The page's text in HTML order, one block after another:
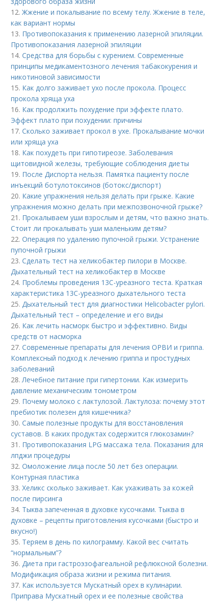
12.Жжение и покалывание по всему телу. Жжение в теле,
как вариант нормы
13. Противопоказания к применению лазерной эпиляции.
Противопоказания лазерной эпиляции
14.Средства для борьбы с курением. Современные
принципы медикаментозного лечения табакокурения и
никотиновой зависимости
15. Как долго заживает ухо после прокола. Процесс
прокола хряща уха
16. Как продолжить похудение при эффекте плато.
Эффект плато при похудении: причины
17.Сколько заживает прокол в ухе. Прокалывание мочки
или хряща уха
18. Как похудеть при гипотиреозе. Заболевания
щитовидной железы, требующие соблюдения диеты
19. После Диспорта нельзя. Памятка пациенту после
инъекций ботулотоксинов (ботокс/диспорт)
20. Какие упражнения нельзя делать при грыже. Какие
упражнения можно делать при межпозвоночной грыже?
21. Прокалываем уши взрослым и детям, что важно знать.
Стоит ли прокалывать уши маленьким детям?
22.Операция по удалению пупочной грыжи. Устранение
пупочной грыжи
23.Сделать тест на хеликобактер пилори в Москве.
Дыхательный тест на хеликобактер в Москве
24. Проблемы проведения 13С-уреазного теста. Краткая
характеристика 13С-уреазного дыхательного теста
25. Дыхательный тест для диагностики Helicobacter pylori.
Дыхательный тест – определение и его виды
26. Как лечить насморк быстро и эффективно. Виды
средств от насморка
27.Современные препараты для лечения ОРВИ и гриппа.
Комплексный подход к лечению гриппа и простудных
заболеваний
28. Лечебное питание при гипертонии. Как измерить
давление механическим тонометром
29. Почему молоко с лактулозой. Лактулоза: почему этот
пребиотик полезен для кишечника?
30.Самые полезные продукты для восстановления
суставов. В каких продуктах содержится глюкозамин?
31. Противопоказания LPG массажа тела. Показания для
лпджи процедуры
32.Омоложение лица после 50 лет без операции.
Контурная пластика
33.Хеликс сколько заживает. Как ухаживать за кожей
после пирсинга
34. Тыква запеченная в духовке кусочками. Тыква в
духовке – рецепты приготовления кусочками (быстро и
вкусно!)
35. Теряем в день по килограмму. Какой вес считать
“нормальным”?
36. Диета при гастроэзофагеальной рефлюксной болезни.
Модификация образа жизни и режима питания.
37. Как используется Мускатный орех в кулинарии.
Приправа Мускатный орех и ее полезные свойства